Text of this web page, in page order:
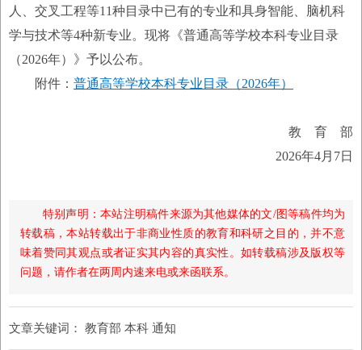
人、交叉工程等11种目录中已有的专业和具身智能、脑机科
学与技术等4种新专业。现将《普通高等学校本科专业目录
（2026年）》予以公布。
附件： 普通高等学校本科专业目录（2026年）
教 育 部
2026年4月7日
特别声明：本站注明稿件来源为其他媒体的文/图等稿件均为
转载稿，本站转载出于非商业性质的教育和科研之目的，并不意
味着赞同其观点或者证实其内容的真实性。如转载稿涉及版权等
问题，请作者在两周内速来电或来函联系。
文章关键词： 教育部 本科 通知